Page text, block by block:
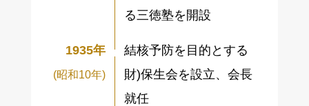
る三徳塾を開設
1935年
(昭和10年)
結核予防を目的とする
財)保生会を設立、会長
就任